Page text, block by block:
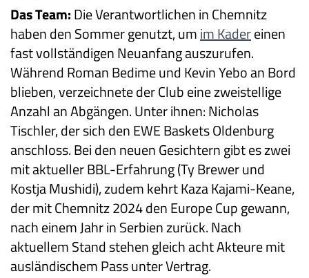
Das Team:Die Verantwortlichen in Chemnitz
haben den Sommer genutzt, umim Kadereinen
fast vollständigen Neuanfang auszurufen.
Während Roman Bedime und Kevin Yebo an Bord
blieben, verzeichnete der Club eine zweistellige
Anzahl an Abgängen. Unter ihnen: Nicholas
Tischler, der sich den EWE Baskets Oldenburg
anschloss. Bei den neuen Gesichtern gibt es zwei
mit aktueller BBL-Erfahrung (Ty Brewer und
Kostja Mushidi), zudem kehrt Kaza Kajami-Keane,
der mit Chemnitz 2024 den Europe Cup gewann,
nach einem Jahr in Serbien zurück. Nach
aktuellem Stand stehen gleich acht Akteure mit
ausländischem Pass unter Vertrag.